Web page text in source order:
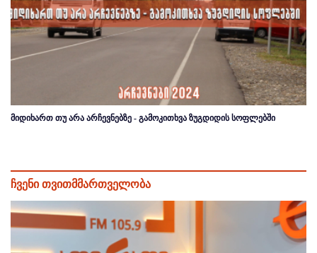
მიდიხართ თუ არა არჩევნებზე - გამოკითხვა ზუგდიდის სოფლებში
ჩვენი თვითმმართველობა